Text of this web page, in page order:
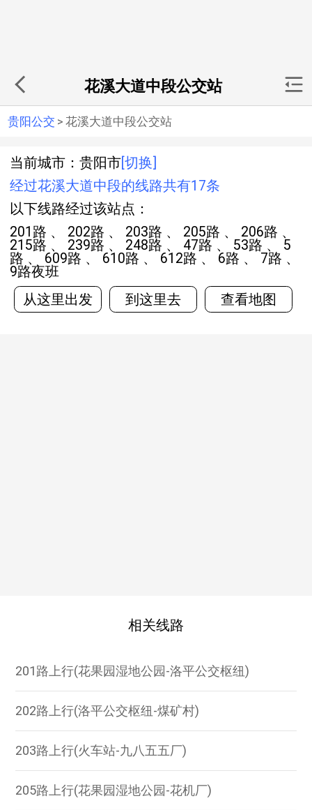
花溪大道中段公交站
贵阳公交 > 花溪大道中段公交站
当前城市：贵阳市 [切换]
经过花溪大道中段的线路共有17条
以下线路经过该站点：
201路 、 202路 、 203路 、 205路 、 206路 、
215路 、 239路 、 248路 、 47路 、 53路 、 5
路 、 609路 、 610路 、 612路 、 6路 、 7路 、
9路夜班
从这里出发
到这里去 查看地图
相关线路
201路上行(花果园湿地公园-洛平公交枢纽)
202路上行(洛平公交枢纽-煤矿村)
203路上行(火车站-九八五五厂)
205路上行(花果园湿地公园-花机厂)